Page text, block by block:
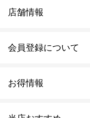
お得情報
会員登録について
店舗情報